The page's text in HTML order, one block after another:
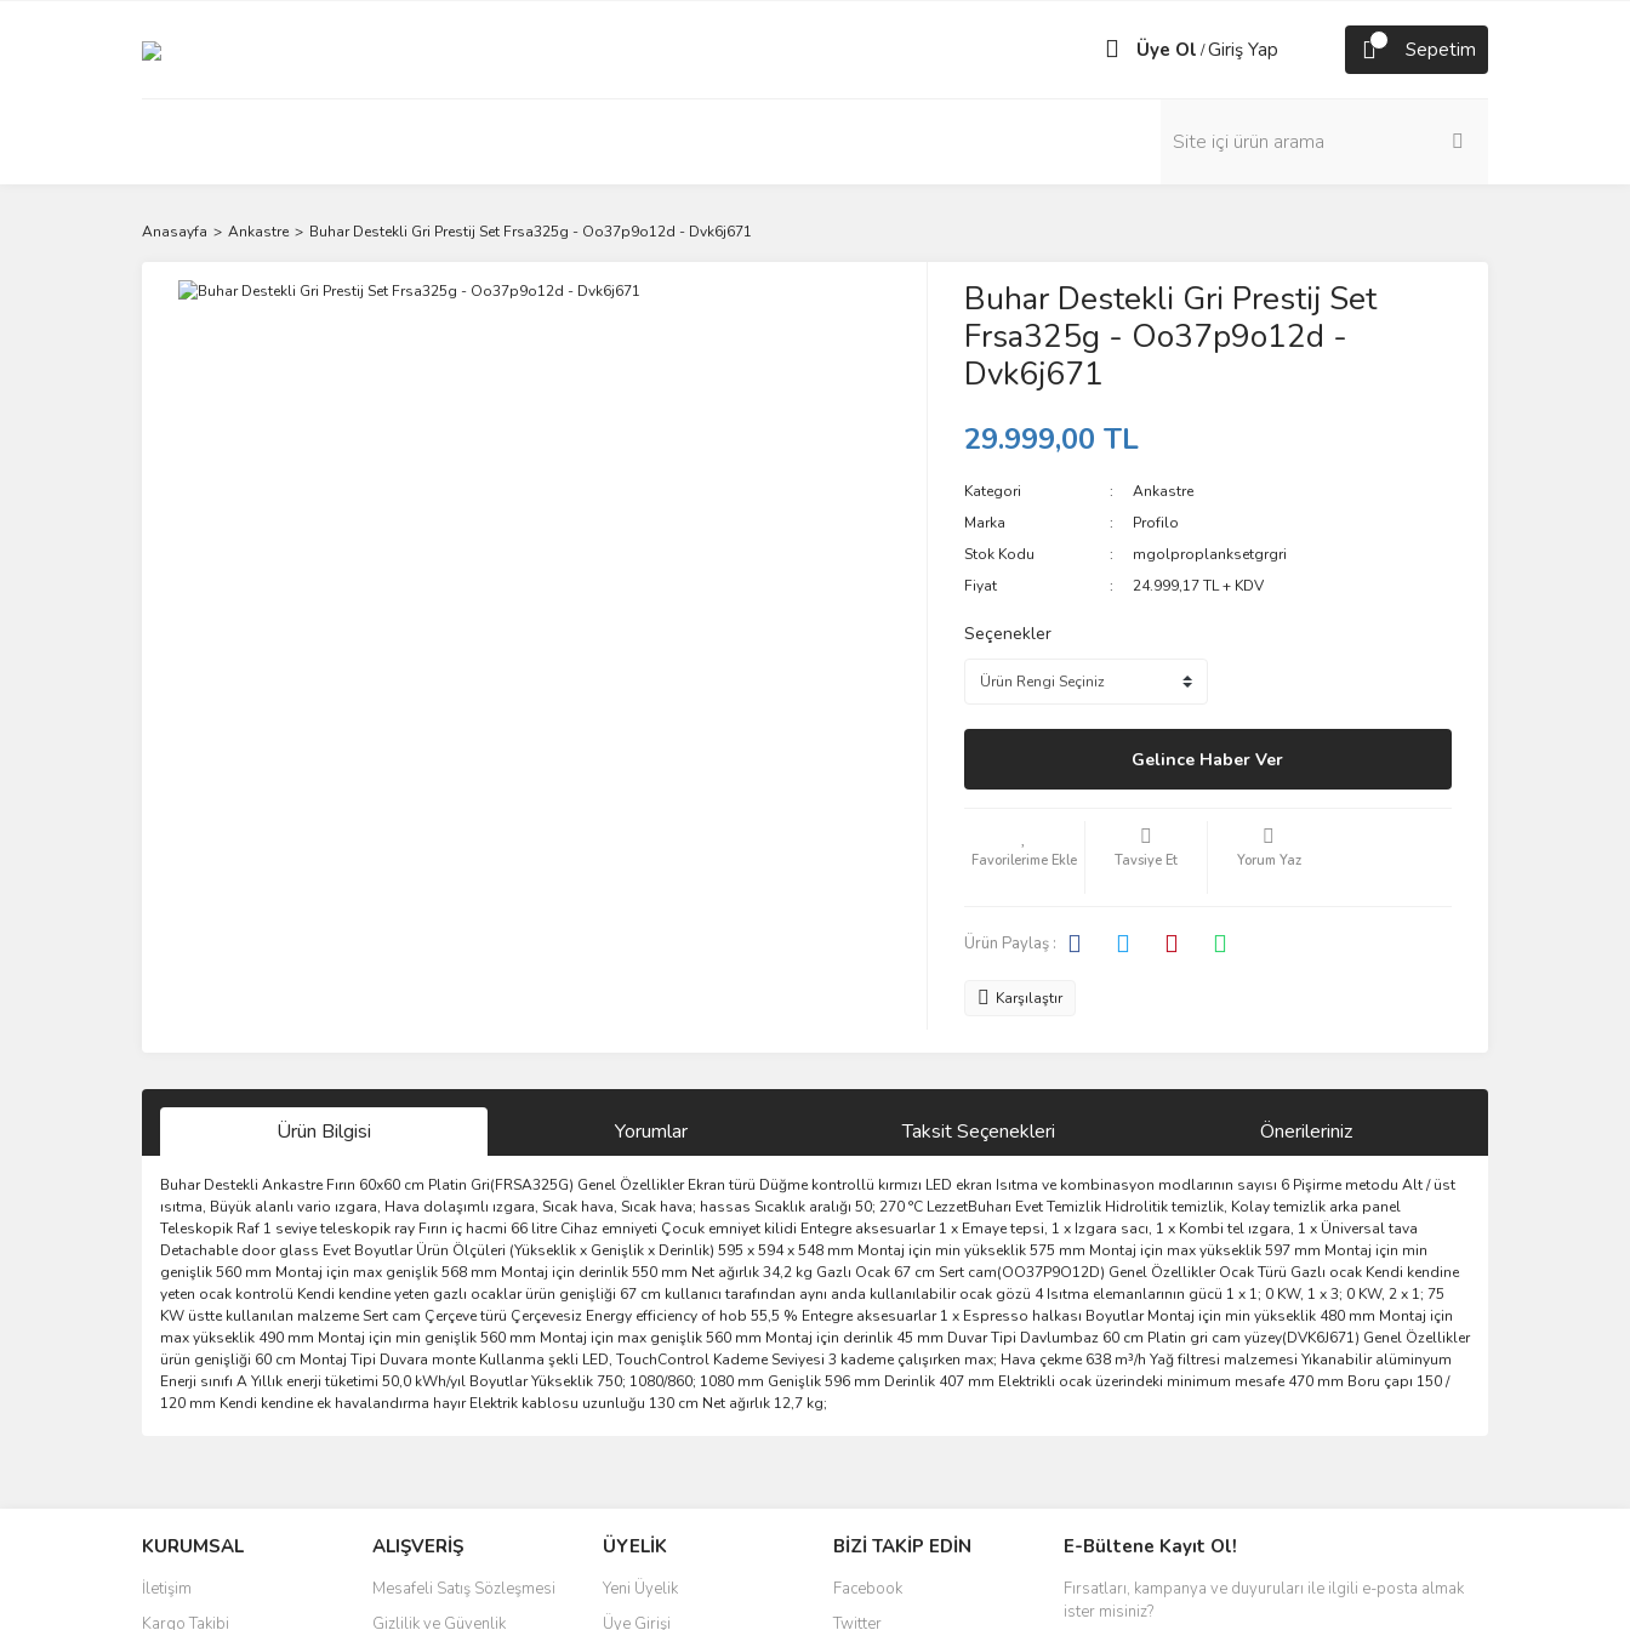
Üye Ol /Giriş Yap Sepetim
Anasayfa Ankastre Buhar Destekli Gri Prestij Set Frsa325g - Oo37p9o12d - Dvk6j671
Buhar Destekli Gri Prestij Set
Frsa325g - Oo37p9o12d -
Dvk6j671
29.999,00 TL
Kategori
Ankastre
Marka
Profilo
Stok Kodu
mgolproplanksetgrgri
Fiyat
24.999,17 TL + KDV
Seçenekler
Gelince Haber Ver
Tavsiye Et Yorum Yaz
Ürün Paylaş :
Karşılaştır
Ürün Bilgisi Yorumlar Taksit Seçenekleri Önerileriniz
Buhar Destekli Ankastre Fırın 60x60 cm Platin Gri(FRSA325G) Genel Özellikler Ekran türü Düğme kontrollü kırmızı LED ekran Isıtma ve kombinasyon modlarının sayısı 6 Pişirme metodu Alt / üst
ısıtma, Büyük alanlı vario ızgara, Hava dolaşımlı ızgara, Sıcak hava, Sıcak hava; hassas Sıcaklık aralığı 50; 270 °C LezzetBuharı Evet Temizlik Hidrolitik temizlik, Kolay temizlik arka panel
Teleskopik Raf 1 seviye teleskopik ray Fırın iç hacmi 66 litre Cihaz emniyeti Çocuk emniyet kilidi Entegre aksesuarlar 1 x Emaye tepsi, 1 x Izgara sacı, 1 x Kombi tel ızgara, 1 x Üniversal tava
Detachable door glass Evet Boyutlar Ürün Ölçüleri (Yükseklik x Genişlik x Derinlik) 595 x 594 x 548 mm Montaj için min yükseklik 575 mm Montaj için max yükseklik 597 mm Montaj için min
genişlik 560 mm Montaj için max genişlik 568 mm Montaj için derinlik 550 mm Net ağırlık 34,2 kg Gazlı Ocak 67 cm Sert cam(OO37P9O12D) Genel Özellikler Ocak Türü Gazlı ocak Kendi kendine
yeten ocak kontrolü Kendi kendine yeten gazlı ocaklar ürün genişliği 67 cm kullanıcı tarafından aynı anda kullanılabilir ocak gözü 4 Isıtma elemanlarının gücü 1 x 1; 0 KW, 1 x 3; 0 KW, 2 x 1; 75
KW üstte kullanılan malzeme Sert cam Çerçeve türü Çerçevesiz Energy efficiency of hob 55,5 % Entegre aksesuarlar 1 x Espresso halkası Boyutlar Montaj için min yükseklik 480 mm Montaj için
max yükseklik 490 mm Montaj için min genişlik 560 mm Montaj için max genişlik 560 mm Montaj için derinlik 45 mm Duvar Tipi Davlumbaz 60 cm Platin gri cam yüzey(DVK6J671) Genel Özellikler
ürün genişliği 60 cm Montaj Tipi Duvara monte Kullanma şekli LED, TouchControl Kademe Seviyesi 3 kademe çalışırken max; Hava çekme 638 m³/h Yağ filtresi malzemesi Yıkanabilir alüminyum
Enerji sınıfı A Yıllık enerji tüketimi 50,0 kWh/yıl Boyutlar Yükseklik 750; 1080/860; 1080 mm Genişlik 596 mm Derinlik 407 mm Elektrikli ocak üzerindeki minimum mesafe 470 mm Boru çapı 150 /
120 mm Kendi kendine ek havalandırma hayır Elektrik kablosu uzunluğu 130 cm Net ağırlık 12,7 kg;
Ürün resmi kalitesiz, bozuk veya görüntülenemiyor.
Ürün açıklamasında eksik bilgiler bulunuyor.
Ürün bilgilerinde hatalar bulunuyor.
KURUMSAL
İletişim
Kargo Takibi
ALIŞVERİŞ
Mesafeli Satış Sözleşmesi
Gizlilik ve Güvenlik
ÜYELİK
Yeni Üyelik
Üye Girişi
BİZİ TAKİP EDİN
Facebook
Twitter
E-Bültene Kayıt Ol!
Fırsatları, kampanya ve duyuruları ile ilgili e-posta almak
ister misiniz?